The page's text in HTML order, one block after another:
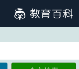
筆畫索引圖示